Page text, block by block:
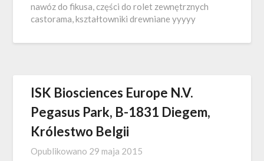
nawóz do fikusa, części do rolet zewnętrznych
castorama, kształtowniki drewniane yyyyy
ISK Biosciences Europe N.V.
Pegasus Park, B-1831 Diegem,
Królestwo Belgii
Opublikowano 29 maja 2015